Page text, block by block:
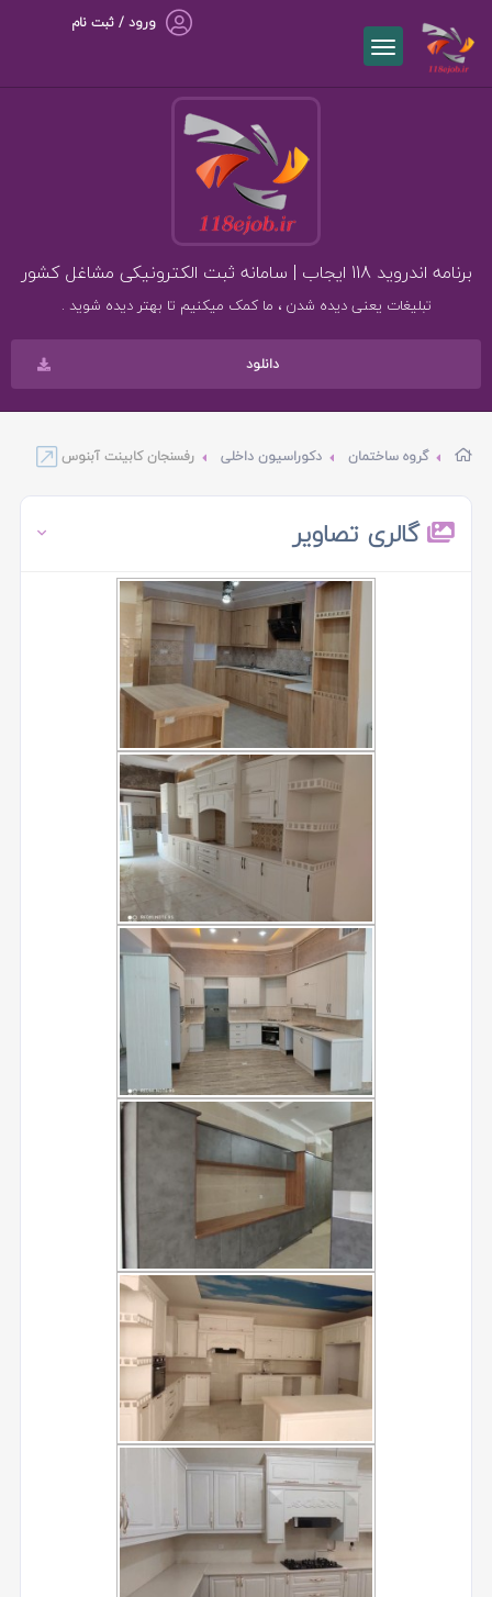
ورود / ثبت نام
برنامه اندروید 118 ایجاب | سامانه ثبت الکترونیکی مشاغل کشور
تبلیغات یعنی دیده شدن ، ما کمک میکنیم تا بهتر دیده شوید .
دانلود
گروه ساختمان دکوراسیون داخلی رفسنجان کابینت آبنوس
گالری تصاویر